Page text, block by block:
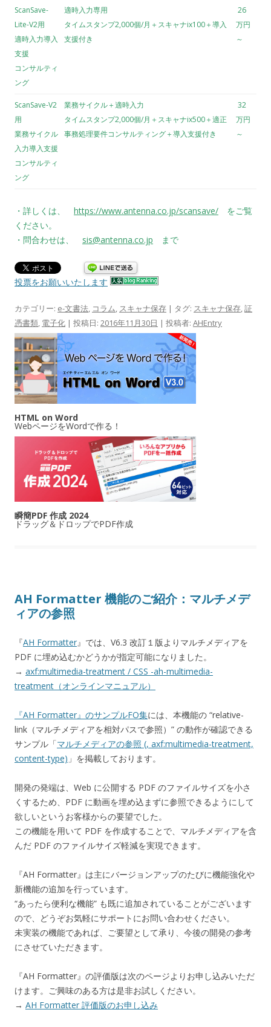
ScanSave-
Lite-V2用
適時入力導入
支援
コンサルティ
ング
適時入力専用
タイムスタンプ2,000個/月＋スキャナix100＋導入
支援付き
26
万円
～
ScanSave-V2
用
業務サイクル
入力導入支援
コンサルティ
ング
業務サイクル＋適時入力
タイムスタンプ2,000個/月＋スキャナix500＋適正
事務処理要件コンサルティング＋導入支援付き
32
万円
～
・詳しくは、 https://www.antenna.co.jp/scansave/ をご覧
ください。
・問合わせは、 sis@antenna.co.jp まで
投票をお願いいたします
カテゴリー: e-文書法, コラム, スキャナ保存 | タグ: スキャナ保存,証
憑書類, 電子化 | 投稿日: 2016年11月30日 | 投稿者: AHEntry
HTML on Word
WebページをWordで作る！
瞬簡PDF 作成 2024
ドラッグ＆ドロップでPDF作成
AH Formatter 機能のご紹介：マルチメデ
ィアの参照
『AH Formatter』では、V6.3 改訂１版よりマルチメディアを
PDF に埋め込むかどうかが指定可能になりました。
→ axf:multimedia-treatment / CSS -ah-multimedia-
treatment（オンラインマニュアル）
『AH Formatter』のサンプルFO集には、本機能の “relative-
link（マルチメディアを相対パスで参照）” の動作が確認できる
サンプル「マルチメディアの参照 (, axf:multimedia-treatment,
content-type) 」を掲載しております。
開発の発端は、Web に公開する PDF のファイルサイズを小さ
くするため、PDF に動画を埋め込まずに参照できるようにして
欲しいというお客様からの要望でした。
この機能を用いて PDF を作成することで、マルチメディアを含
んだ PDF のファイルサイズ軽減を実現できます。
『AH Formatter』は主にバージョンアップのたびに機能強化や
新機能の追加を行っています。
“あったら便利な機能” も既に追加されていることがございます
ので、どうぞお気軽にサポートにお問い合わせください。
未実装の機能であれば、ご要望として承り、今後の開発の参考
にさせていただきます。
『AH Formatter』の評価版は次のページよりお申し込みいただ
けます。ご興味のある方は是非お試しください。
→ AH Formatter 評価版のお申し込み